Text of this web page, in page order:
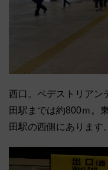
西口。ペデストリアン
田駅までは約800ｍ。
田駅の西側にあります。